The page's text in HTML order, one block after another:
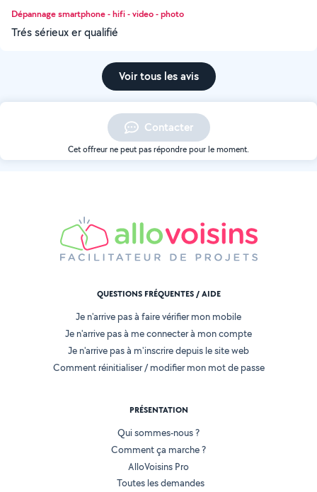
Dépannage smartphone - hifi - video - photo
Trés sérieux er qualifié
Voir tous les avis
Contacter
Cet offreur ne peut pas répondre pour le moment.
QUESTIONS FRÉQUENTES / AIDE
Je n'arrive pas à faire vérifier mon mobile
Je n'arrive pas à me connecter à mon compte
Je n'arrive pas à m'inscrire depuis le site web
Comment réinitialiser / modifier mon mot de passe
PRÉSENTATION
Qui sommes-nous ?
Comment ça marche ?
AlloVoisins Pro
Toutes les demandes